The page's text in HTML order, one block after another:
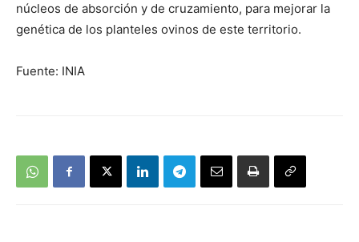
núcleos de absorción y de cruzamiento, para mejorar la
genética de los planteles ovinos de este territorio.
Fuente: INIA